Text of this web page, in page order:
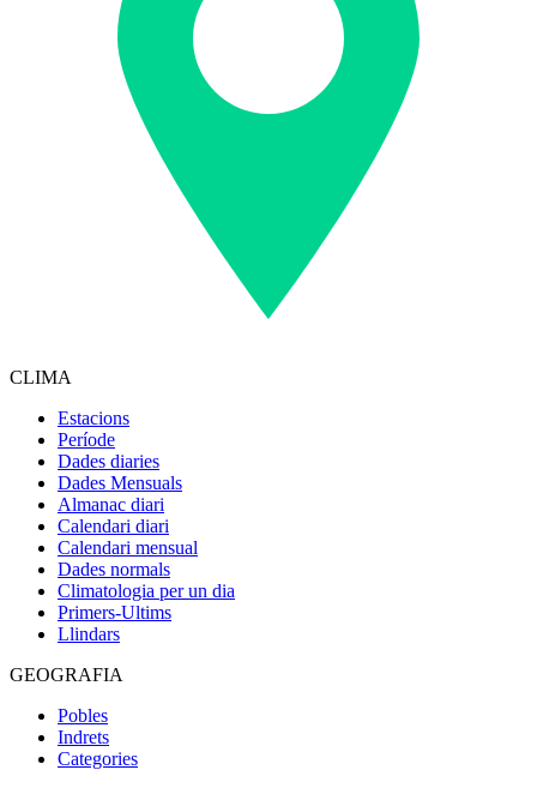
CLIMA
Estacions
Període
Dades diaries
Dades Mensuals
Almanac diari
Calendari diari
Calendari mensual
Dades normals
Climatologia per un dia
Primers-Ultims
Llindars
GEOGRAFIA
Pobles
Indrets
Categories